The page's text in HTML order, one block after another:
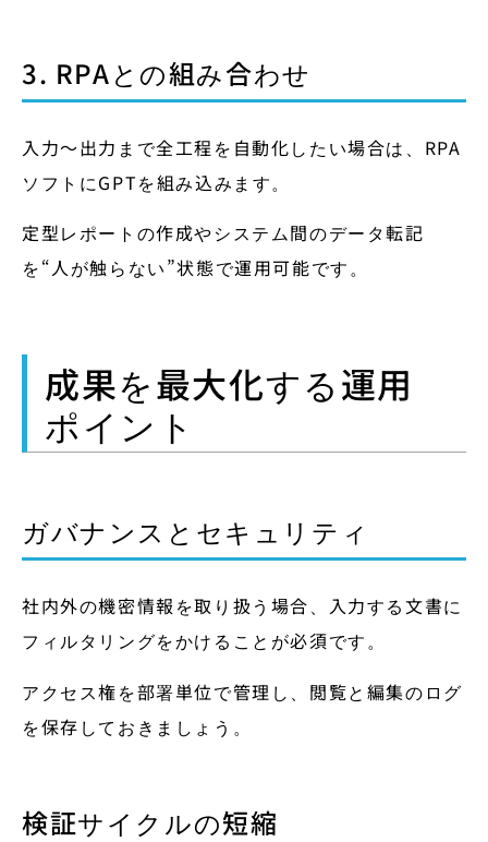
3. RPAとの組み合わせ
入力～出力まで全工程を自動化したい場合は、RPA
ソフトにGPTを組み込みます。
定型レポートの作成やシステム間のデータ転記
を“人が触らない”状態で運用可能です。
成果を最大化する運用
ポイント
ガバナンスとセキュリティ
社内外の機密情報を取り扱う場合、入力する文書に
フィルタリングをかけることが必須です。
アクセス権を部署単位で管理し、閲覧と編集のログ
を保存しておきましょう。
検証サイクルの短縮